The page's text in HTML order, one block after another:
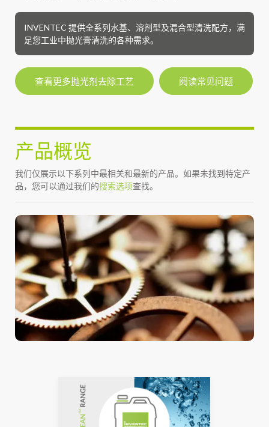
INVENTEC 提供全系列水基、溶剂型及混合型清洗配方，满
足您工业中抛光膏清洗的各种需求。
查看更多抛光剂去除工艺 阅读常见问题
产品概览
我们仅展示以下系列中最相关和最新的产品。如果未找到特定产
品，您可以通过我们的搜索选项查找。